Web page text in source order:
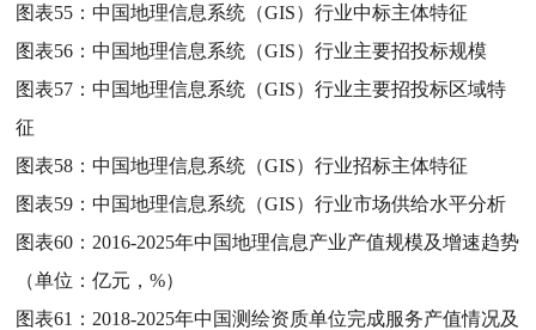
图表55：中国地理信息系统（GIS）行业中标主体特征
图表56：中国地理信息系统（GIS）行业主要招投标规模
图表57：中国地理信息系统（GIS）行业主要招投标区域特
征
图表58：中国地理信息系统（GIS）行业招标主体特征
图表59：中国地理信息系统（GIS）行业市场供给水平分析
图表60： 2016-2025年中国地理信息产业产值规模及增速趋势
（单位：亿元，%）
图表61： 2018-2025年中国测绘资质单位完成服务产值情况及